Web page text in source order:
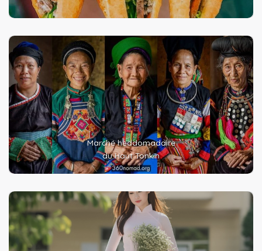
Marché heddomadaire
du Haut Tonkin